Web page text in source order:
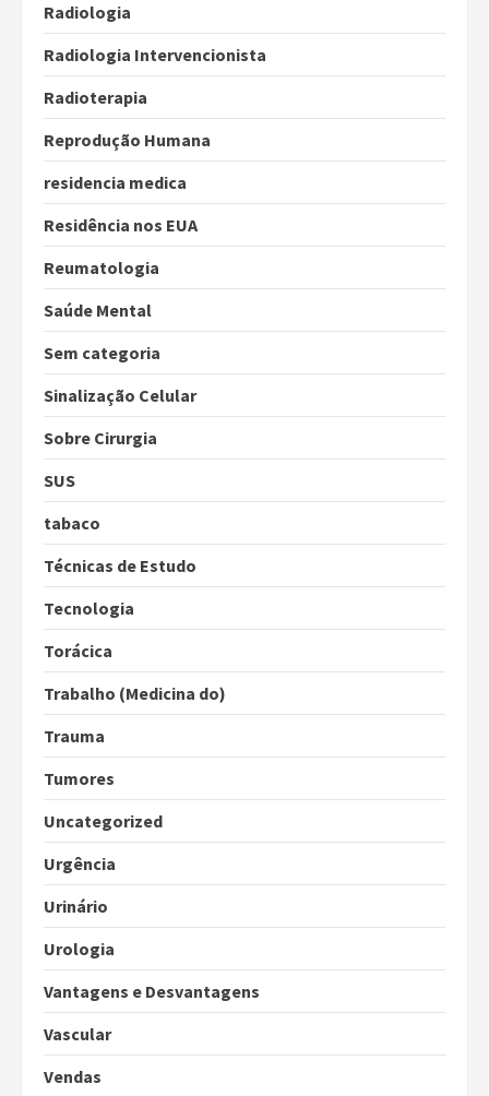
Radiologia
Radiologia Intervencionista
Radioterapia
Reprodução Humana
residencia medica
Residência nos EUA
Reumatologia
Saúde Mental
Sem categoria
Sinalização Celular
Sobre Cirurgia
SUS
tabaco
Técnicas de Estudo
Tecnologia
Torácica
Trabalho (Medicina do)
Trauma
Tumores
Uncategorized
Urgência
Urinário
Urologia
Vantagens e Desvantagens
Vascular
Vendas